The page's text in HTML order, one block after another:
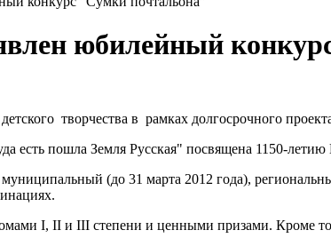
юбилейный
творчества в рамках долгосрочного
есть пошла Земля Русская" посвящена 1150-летию
(до 31 марта 2012 года),
I, II и III степени и ценными призами. Кроме